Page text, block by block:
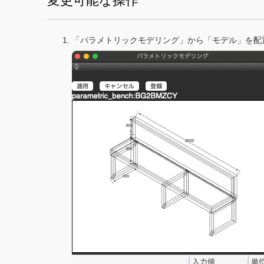
「パラメトリックモデリング」から「モデル」を配